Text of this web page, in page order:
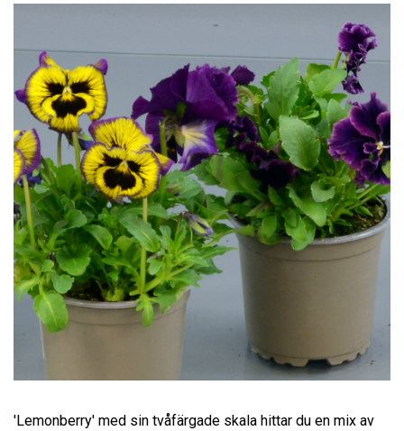
'Lemonberry' med sin tvåfärgade skala hittar du en mix av